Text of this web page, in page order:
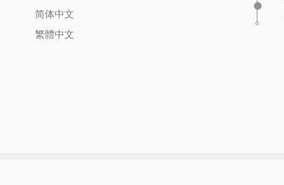
简体中文
繁體中文